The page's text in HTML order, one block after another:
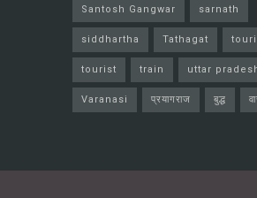
Santosh Gangwar sarnath
siddhartha Tathagat
tourist train uttar
Varanasi प्रयागराज बुद्ध